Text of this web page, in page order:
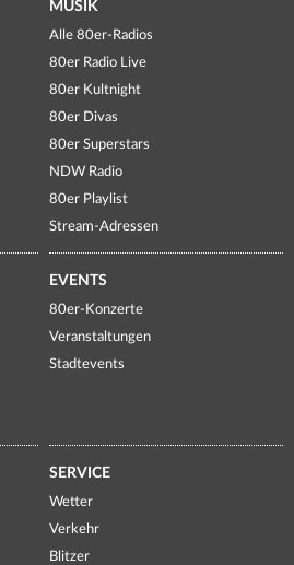
MUSIK
Alle 80er-Radios
80er Radio Live
80er Kultnight
80er Divas
80er Superstars
NDW Radio
80er Playlist
Stream-Adressen
EVENTS
80er-Konzerte
Veranstaltungen
Stadtevents
SERVICE
Wetter
Verkehr
Blitzer